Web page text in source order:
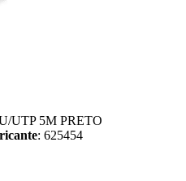
UTP 5M PRETO
: 625454